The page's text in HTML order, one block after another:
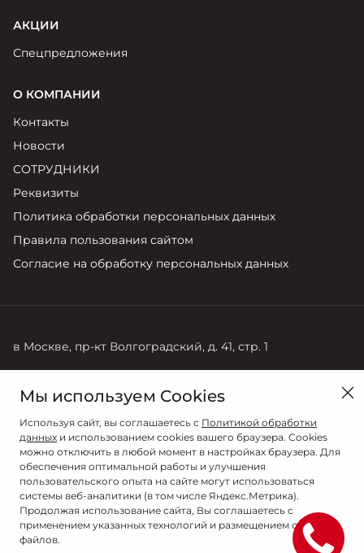
АКЦИИ
Спецпредложения
О КОМПАНИИ
Контакты
Новости
СОТРУДНИКИ
Реквизиты
Политика обработки персональных данных
Правила пользования сайтом
Согласие на обработку персональных данных
в Москве, пр-кт Волгоградский, д. 41, стр. 1
+7 (495) 730-44-03 +7 (495) 141-13-52
© 2026
Мы используем Cookies
Используя сайт, вы соглашаетесь с Политикой обработки
данных и использованием cookies вашего браузера. Cookies
можно отключить в любой момент в настройках браузера. Для
обеспечения оптимальной работы и улучшения
пользовательского опыта на сайте могут использоваться
системы веб-аналитики (в том числе Яндекс.Метрика).
Продолжая использование сайта, Вы соглашаетесь с
применением указанных технологий и размещением cookie-
файлов.